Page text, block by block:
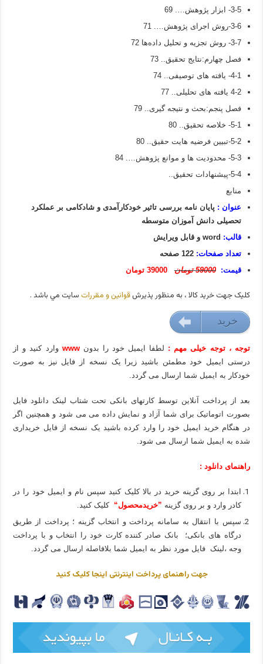
3-5- ابزار پژوهش…. 69
3-6-روش اجرای پژوهش…. 71
3-7- روش تجزیه و تحلیل داده‌ها 72
فصل چهارم:نتایج تحقیق.. 73
4-1- یافته های توصیفی.. 74
4-2 یافته های تحلیلی.. 77
فصل پنجم:بحث و نتیجه گیری.. 79
5-1- خلاصه تحقیق.. 80
5-2-تبیین فرضیه هایت حقیق.. 80
5-3- محدودیت ها و موانع پژوهش…. 84
5-4-پیشنهادات تحقیق..
منابع
عنوان : پایان نامه بررسی تاثیر خودکارآمدی و شادکامی بر عملکرد
تحصیلی دانش آموزان متوسطه
قالب:
تعداد صفحات: 122 صفحه
قیمت:59000 تومان 39000 تومان
کليک جهت خريد کالا ، به منظور پذيرشقوانين و مقررات سايت مي باشد .
39000 تومان خريد
توجه ، توجه خیلی مهم : لطفا ایمیل خود را بدون www وارد کنید و از
درستی ایمیل خود مطمئن باشید زیرا یک نسخه از فایل نیز به صورت
خودکار به ایمیل شما ارسال می گردد.
بعد از پرداخت آنلاین توسط کارتهای بانکی تحت شتاب لینک دانلود فایل
بصورت اتوماتیک برای شما آزاد و نمایش داده می می شود و همچنین اگر
در هنگام خرید ایمیل خود را وارد کرده باشید یک نسخه از فایل خریداری
شده به ایمیل شما ارسال می شود.
راهنمای دانلود :
ابتدا بر روی گزینه خرید در بالا کلیک کنید سپس نام و ایمیل خود را در
کادر وارد و بر روی گزینه ”خریدمحصول“
کلیک کنید.
سپس با انتقال به سامانه پرداخت و انتخاب گزینه ؛ پرداخت از طریق
درگاه های بانکی؛ بانک صادر کننده کارت خود را انتخاب و با پرداخت
وجه ،لینک فایل مورد نظر به ایمیل شما بلافاصله ارسال می گردد.
جهت راهنمای پرداخت اینترنتی اینجا کلیک کنید